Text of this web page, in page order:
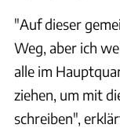
"Auf dieser
Weg, aber ich
alle im
ziehen, um mit
schreiben",